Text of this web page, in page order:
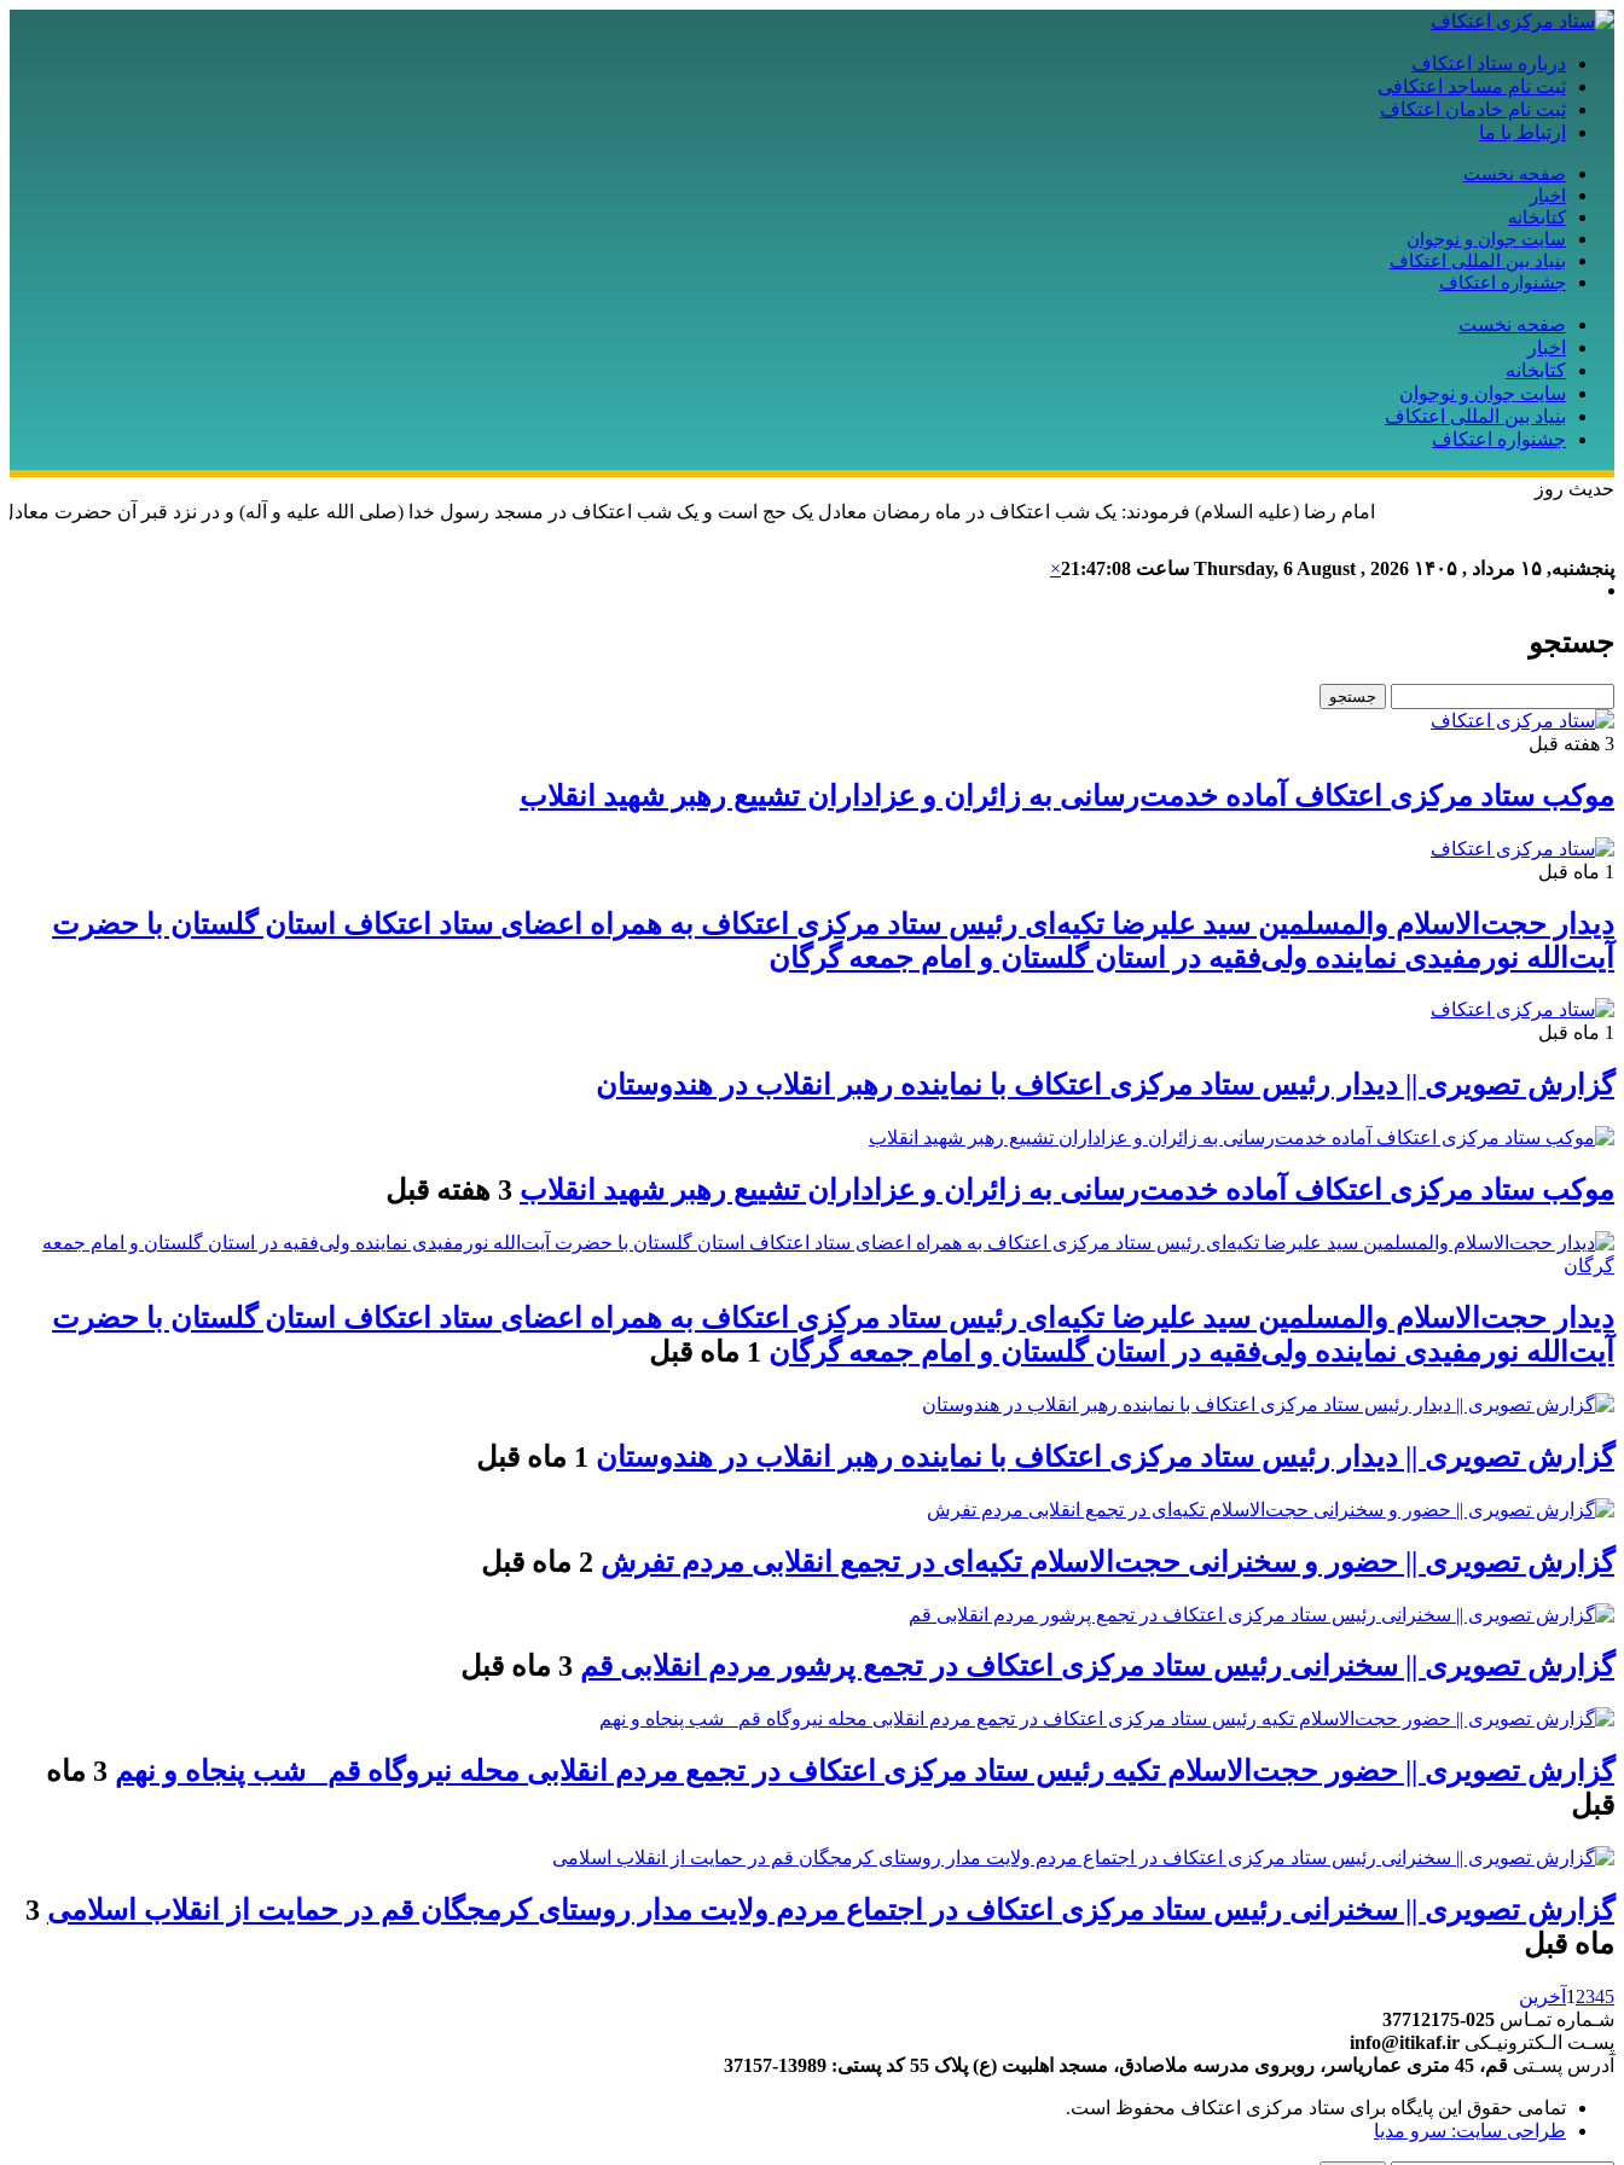
درباره ستاد اعتکاف
ثبت نام مساجد اعتکافی
ثبت نام خادمان اعتکاف
ارتباط با ما
صفحه نخست
اخبار
کتابخانه
سایت جوان و نوجوان
بنیاد بین المللی اعتکاف
جشنواره اعتکاف
صفحه نخست
اخبار
کتابخانه
سایت جوان و نوجوان
بنیاد بین المللی اعتکاف
جشنواره اعتکاف
حدیث روز
امام رضا (علیه السلام) فرمودند: یک شب اعتکاف در ماه رمضان معادل یک حج است و یک شب اعتکاف در مسجد رسول خدا (صلی الله علیه و آله) و در نزد قبر آن حضرت معادل
پنجشنبه, ۱۵ مرداد , ۱۴۰۵ Thursday, 6 August , 2026 ساعت 21:47:09
×
جستجو
3 هفته قبل
موکب ستاد مرکزی اعتکاف آماده خدمت‌رسانی به زائران و عزاداران تشییع رهبر شهید انقلاب
1 ماه قبل
دیدار حجت‌الاسلام والمسلمین سید علیرضا تکیه‌ای رئیس ستاد مرکزی اعتکاف به همراه اعضای ستاد اعتکاف استان گلستان با حضرت
آیت‌الله نورمفیدی نماینده ولی‌فقیه در استان گلستان و امام جمعه گرگان
1 ماه قبل
گزارش تصویری || دیدار رئیس ستاد مرکزی اعتکاف با نماینده رهبر انقلاب در هندوستان
موکب ستاد مرکزی اعتکاف آماده خدمت‌رسانی به زائران و عزاداران تشییع رهبر شهید انقلاب 3 هفته قبل
دیدار حجت‌الاسلام والمسلمین سید علیرضا تکیه‌ای رئیس ستاد مرکزی اعتکاف به همراه اعضای ستاد اعتکاف استان گلستان با حضرت
آیت‌الله نورمفیدی نماینده ولی‌فقیه در استان گلستان و امام جمعه گرگان 1 ماه قبل
گزارش تصویری || دیدار رئیس ستاد مرکزی اعتکاف با نماینده رهبر انقلاب در هندوستان 1 ماه قبل
گزارش تصویری || حضور و سخنرانی حجت‌الاسلام تکیه‌ای در تجمع انقلابی مردم تفرش 2 ماه قبل
گزارش تصویری || سخنرانی رئیس ستاد مرکزی اعتکاف در تجمع پرشور مردم انقلابی قم 3 ماه قبل
گزارش تصویری || حضور حجت‌‌الاسلام تکیه رئیس ستاد مرکزی اعتکاف در تجمع مردم انقلابی محله نیروگاه قم_ شب پنجاه و نهم
3 ماه
قبل
گزارش تصویری || سخنرانی رئیس ستاد مرکزی اعتکاف در اجتماع مردم ولایت مدار روستای کرمجگان قم در حمایت از انقلاب اسلامی 3
ماه قبل
1 2345
آخرین
شـماره تمـاس 025-37712175
پسـت الـکترونیـکی info@itikaf.ir
آدرس پسـتی قم، 45 متری عماریاسر، روبروی مدرسه ملاصادق، مسجد اهلبیت (ع) پلاک 55 کد پستی: 13989-37157
تمامی حقوق این پایگاه برای ستاد مرکزی اعتکاف محفوظ است.
طراحی سایت: سرو مدیا